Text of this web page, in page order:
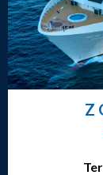
Z